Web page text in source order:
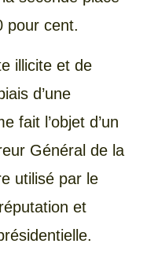
pour cent.
illicite et de
d’une
fait l’objet d’un
Général de la
utilisé par le
et